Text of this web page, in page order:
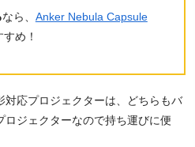
なら、 Anker Nebula Capsule
め！
対応プロジェクターは、どちらもバ
ロジェクターなので持ち運びに便